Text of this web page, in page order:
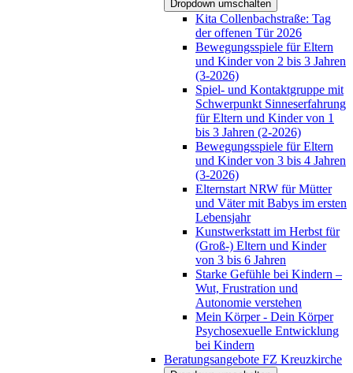
Dropdown umschalten
Kita Collenbachstraße: Tag
der offenen Tür 2026
Bewegungsspiele für Eltern
und Kinder von 2 bis 3 Jahren
(3-2026)
Spiel- und Kontaktgruppe mit
Schwerpunkt Sinneserfahrung
für Eltern und Kinder von 1
bis 3 Jahren (2-2026)
Bewegungsspiele für Eltern
und Kinder von 3 bis 4 Jahren
(3-2026)
Elternstart NRW für Mütter
und Väter mit Babys im ersten
Lebensjahr
Kunstwerkstatt im Herbst für
(Groß-) Eltern und Kinder
von 3 bis 6 Jahren
Starke Gefühle bei Kindern –
Wut, Frustration und
Autonomie verstehen
Mein Körper - Dein Körper
Psychosexuelle Entwicklung
bei Kindern
Beratungsangebote FZ Kreuzkirche